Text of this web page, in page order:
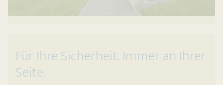
Für Ihre Sicherheit. Immer an Ihrer
Seite.